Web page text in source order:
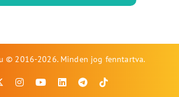
© 2016-2026. Minden jog fenntartva.